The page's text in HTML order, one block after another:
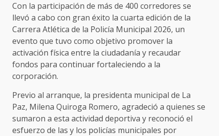
Con la participación de más de 400 corredores se
llevó a cabo con gran éxito la cuarta edición de la
Carrera Atlética de la Policía Municipal 2026, un
evento que tuvo como objetivo promover la
activación física entre la ciudadanía y recaudar
fondos para continuar fortaleciendo a la
corporación.
Previo al arranque, la presidenta municipal de La
Paz, Milena Quiroga Romero, agradeció a quienes se
sumaron a esta actividad deportiva y reconoció el
esfuerzo de las y los policías municipales por